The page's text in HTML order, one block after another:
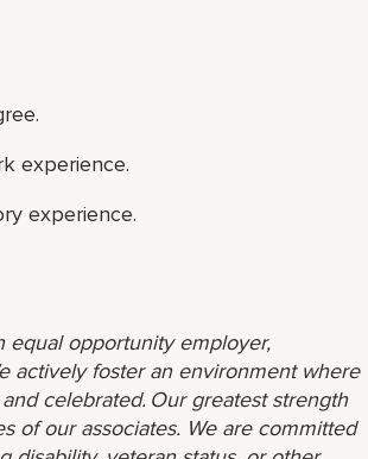
experience.
experience.
equal opportunity employer,
actively foster an environment where
celebrated. Our greatest strength
of our associates. We are committed